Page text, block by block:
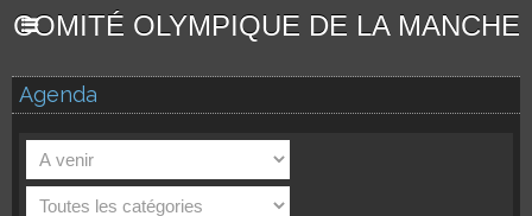
COMITÉ OLYMPIQUE DE LA MANCHE
Agenda